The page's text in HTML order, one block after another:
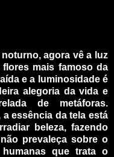
agora vê a luz
mais famoso da
e a luminosidade é
alegoria da vida e
de metáforas.
essência da tela está
beleza, fazendo
prevaleça sobre o
que trata o